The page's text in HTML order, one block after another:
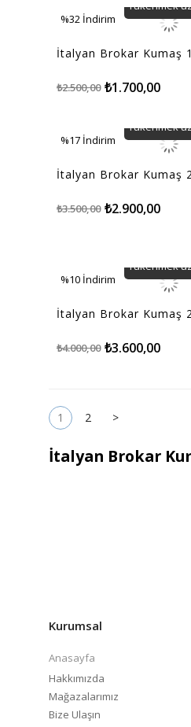
İtalyan Brokar Kumaş
₺1.700,00
₺2.500,00
%32 İndirim
Tükenmek
İtalyan Brokar Kumaş
₺2.900,00
₺3.500,00
%17 İndirim
Tükenmek
İtalyan Brokar Kumaş
₺3.600,00
₺4.000,00
%10 İndirim
Tükenmek
1 2 >
İtalyan Brokar
Kurumsal
Anasayfa
Hakkımızda
Mağazalarımız
Bize Ulaşın